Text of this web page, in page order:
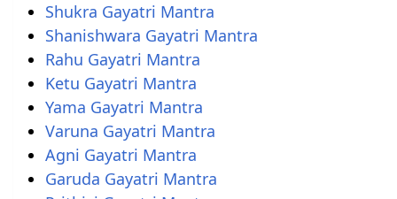
Shukra Gayatri Mantra
Shanishwara Gayatri Mantra
Rahu Gayatri Mantra
Ketu Gayatri Mantra
Yama Gayatri Mantra
Varuna Gayatri Mantra
Agni Gayatri Mantra
Garuda Gayatri Mantra